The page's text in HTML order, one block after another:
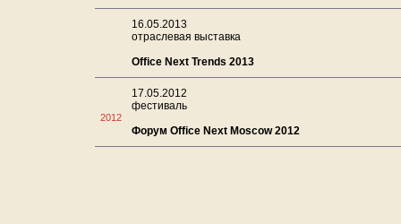
16.05.2013
отраслевая выставка
Office Next Trends 2013
2012
17.05.2012
фестиваль
Форум Office Next Moscow 2012